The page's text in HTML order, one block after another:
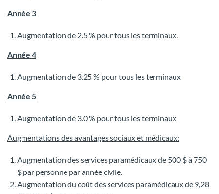
Année 3
Augmentation de 2.5 % pour tous les terminaux.
Année 4
Augmentation de 3.25 % pour tous les terminaux
Année 5
Augmentation de 3.0 % pour tous les terminaux
Augmentations des avantages sociaux et médicaux:
Augmentation des services paramédicaux de 500 $ à 750
$ par personne par année civile.
Augmentation du coût des services paramédicaux de 9,28